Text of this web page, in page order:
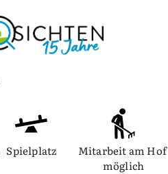
Spielplatz
Mitarbeit am Hof
möglich